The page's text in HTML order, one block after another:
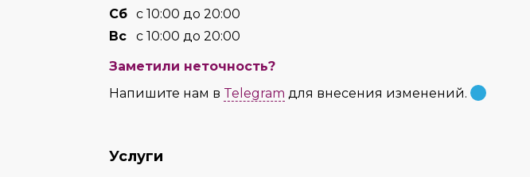
Сб с 10:00 до 20:00
Вс
с 10:00 до 20:00
Заметили неточность?
Напишите нам в Telegram для внесения изменений.
Услуги